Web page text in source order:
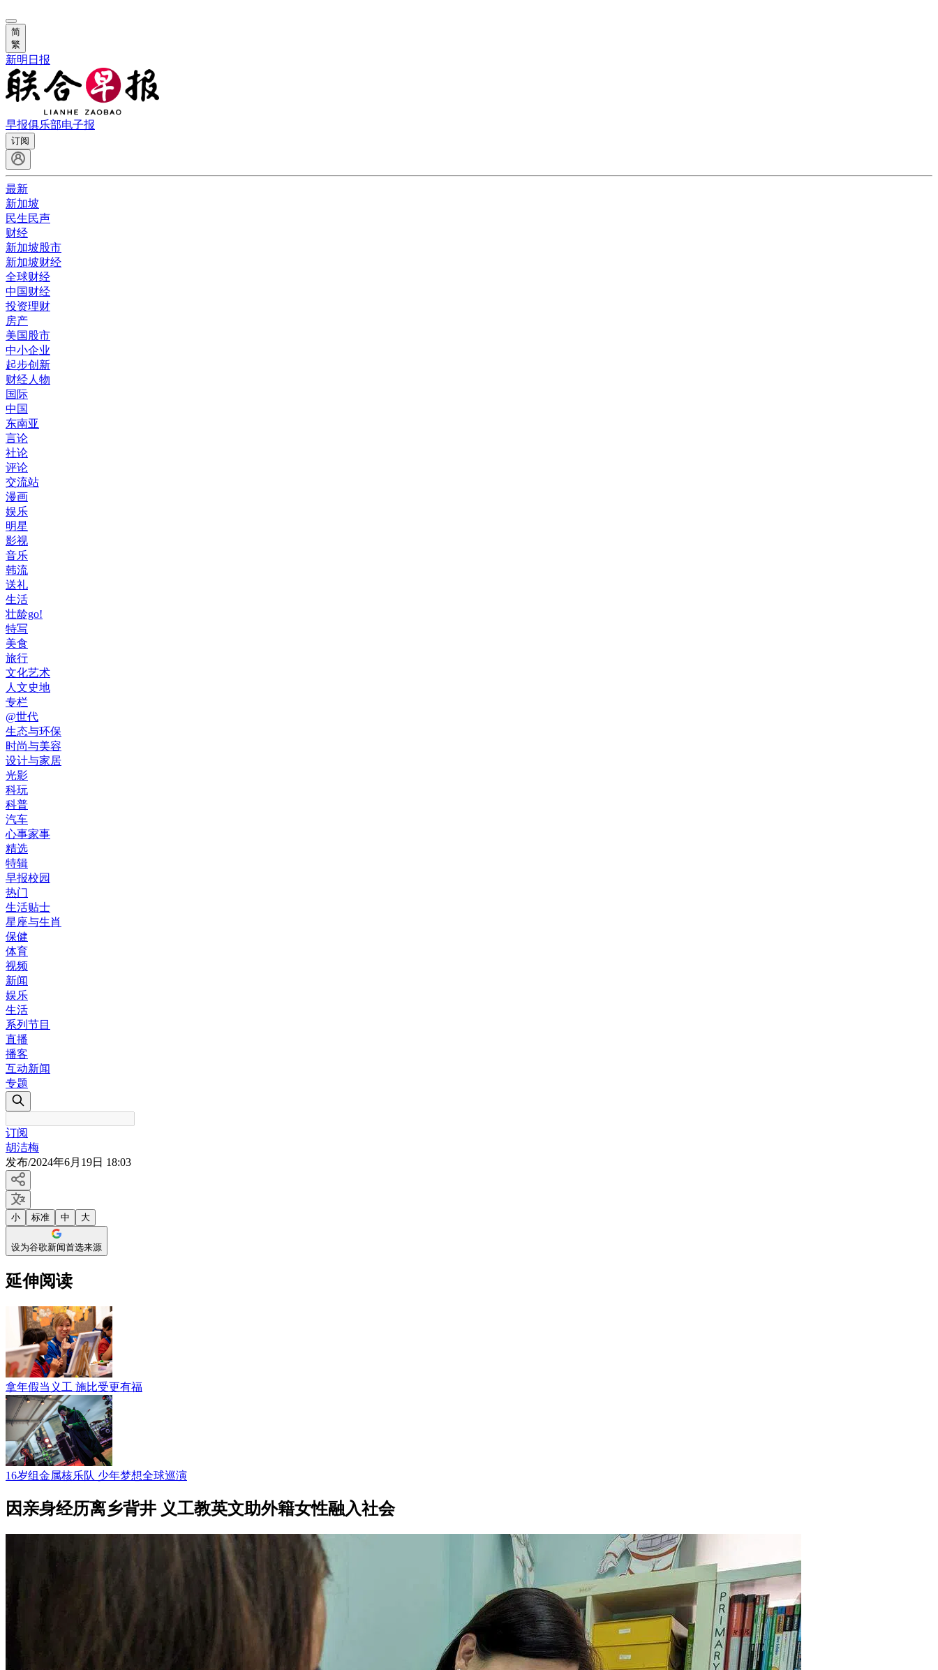
简
繁
新明日报
早报俱乐部电子报
订阅
最新
新加坡
民生民声
财经
新加坡股市
新加坡财经
全球财经
中国财经
投资理财
房产
美国股市
中小企业
起步创新
财经人物
国际
中国
东南亚
言论
社论
评论
交流站
漫画
娱乐
明星
影视
音乐
韩流
送礼
生活
壮龄go!
特写
美食
旅行
文化艺术
人文史地
专栏
@世代
生态与环保
时尚与美容
设计与家居
光影
科玩
科普
汽车
心事家事
精选
特辑
早报校园
热门
生活贴士
星座与生肖
保健
体育
视频
新闻
娱乐
生活
系列节目
直播
播客
互动新闻
专题
订阅
胡洁梅
发布/2024年6月19日 18:03
小 标准 中 大
设为谷歌新闻首选来源
延伸阅读
拿年假当义工 施比受更有福
16岁组金属核乐队 少年梦想全球巡演
因亲身经历离乡背井 义工教英文助外籍女性融入社会